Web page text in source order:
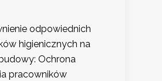
odpowiednich
higienicznych na
Ochrona
pracowników